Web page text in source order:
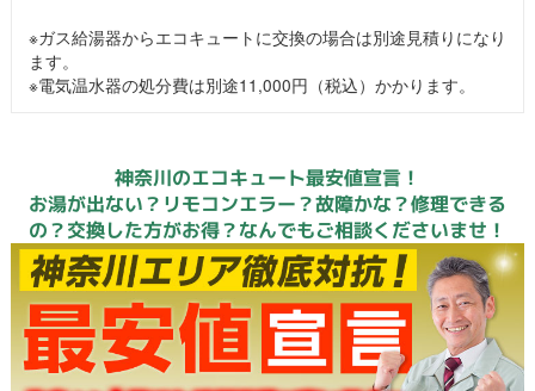
※ガス給湯器からエコキュートに交換の場合は別途見積りになり
ます。
※電気温水器の処分費は別途11,000円（税込）かかります。
神奈川のエコキュート最安値宣言！
お湯が出ない？リモコンエラー？故障かな？修理できる
の？交換した方がお得？なんでもご相談くださいませ！